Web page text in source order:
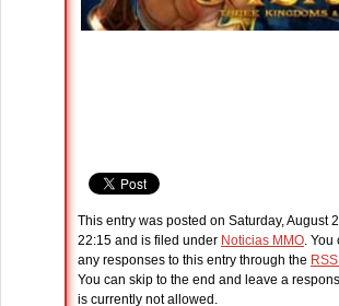
This entry was posted on Saturday, August
22:15 and is filed under Noticias MMO. You
any responses to this entry through the
You can skip to the end and leave a
is currently not allowed.